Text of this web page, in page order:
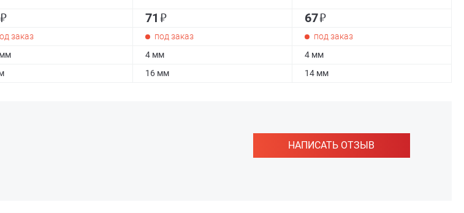
₽ 71 ₽ 67₽
заказ под заказ
под заказ
4 мм
4 мм
16 мм 14 мм
НАПИСАТЬ ОТЗЫВ